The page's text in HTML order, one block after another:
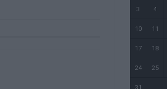
3 4
10 11
17 18
24 25
31